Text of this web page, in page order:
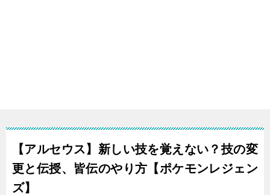
【アルセウス】新しい技を覚えない？技の変
更と伝授、皆伝のやり方【ポケモンレジェン
ズ】